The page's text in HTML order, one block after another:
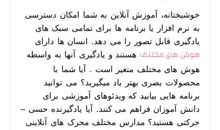
خوشبختانه، آموزش آنلاین به شما امکان دسترسی
به نرم ­افزار یا برنامه­ ها برای تمامی سبک ­های
یادگیری قابل ‌تصور را می ­دهد. انسان ها دارای
هوش های مختلف هستند و یادگیری آنها به واسطه
هوش های مختلف متغیر است . آیا شما با
محصولات بصری بهتر یاد می­گیرید؟ می­ توانید
برنامه­ هایی بیابید که ویدئوهای آموزشی برای
دانش ­آموزان فراهم می­ کنند. آیا یادگیرنده حسی –
حرکتی هستید؟ مدارس مختلف محرک­ های آنلاینی